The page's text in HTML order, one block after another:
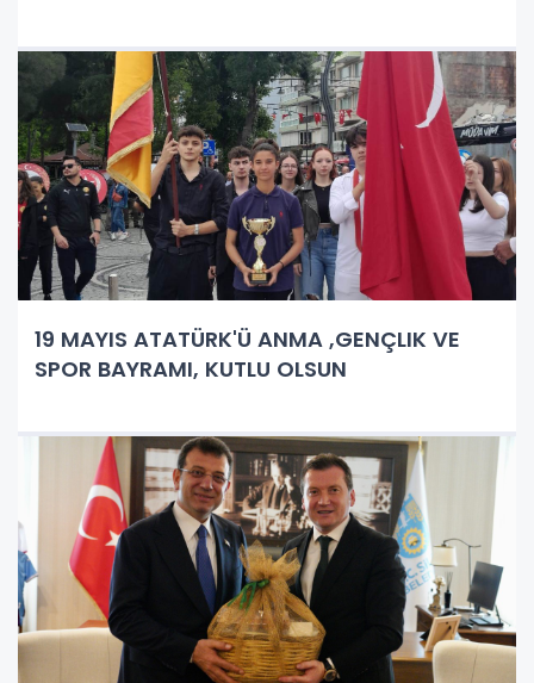
19 MAYIS ATATÜRK'Ü ANMA ,GENÇLIK VE
SPOR BAYRAMI, KUTLU OLSUN